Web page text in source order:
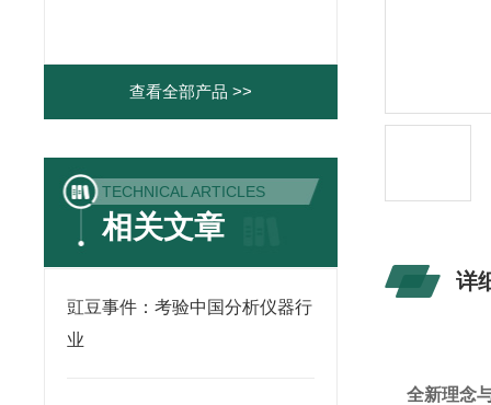
查看全部产品 >>
TECHNICAL ARTICLES
相关文章
豇豆事件：考验中国分析仪器行
业
详
全新理念